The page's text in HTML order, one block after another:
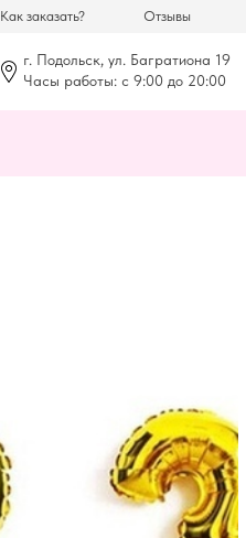
Отзывы
Как заказать?
г. Подольск, ул. Багратиона 19
Часы работы: с 9:00 до 20:00